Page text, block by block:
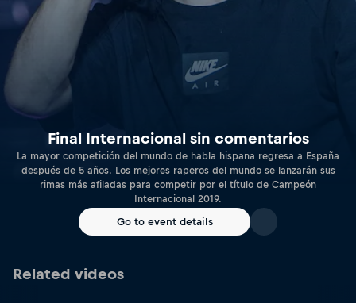
Final Internacional sin comentarios
La mayor competición del mundo de habla hispana regresa a España
después de 5 años. Los mejores raperos del mundo se lanzarán sus
rimas más afiladas para competir por el título de Campeón
Internacional 2019.
Go to event details
Related videos